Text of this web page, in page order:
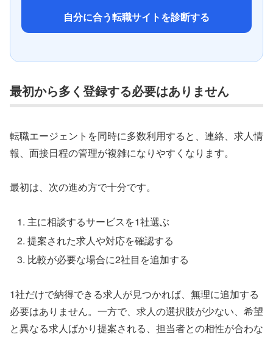
自分に合う転職サイトを診断する
最初から多く登録する必要はありません
転職エージェントを同時に多数利用すると、連絡、求人情
報、面接日程の管理が複雑になりやすくなります。
最初は、次の進め方で十分です。
主に相談するサービスを1社選ぶ
提案された求人や対応を確認する
比較が必要な場合に2社目を追加する
1社だけで納得できる求人が見つかれば、無理に追加する
必要はありません。一方で、求人の選択肢が少ない、希望
と異なる求人ばかり提案される、担当者との相性が合わな